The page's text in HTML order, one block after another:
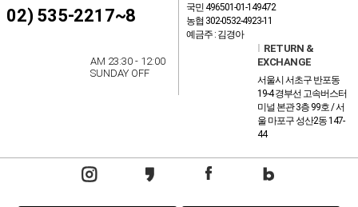
02) 535-2217~8
AM 23:30 - 12:00
SUNDAY OFF
국민 496501-01-149472
농협 302-0532-4923-11
예금주 : 김경아
l RETURN &
EXCHANGE
서울시 서초구 반포동
19-4 경부선 고속버스터
미널 본관 3층 99호 / 서
울 마포구 성산2동 147-
44